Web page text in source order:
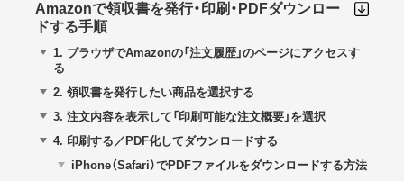
Amazonで領収書を発行・印刷・PDFダウンロー
ドする手順
1. ブラウザでAmazonの「注文履歴」のページにアクセスす
る
2. 領収書を発行したい商品を選択する
3. 注文内容を表示して「印刷可能な注文概要」を選択
4. 印刷する／PDF化してダウンロードする
iPhone（Safari）でPDFファイルをダウンロードする方法